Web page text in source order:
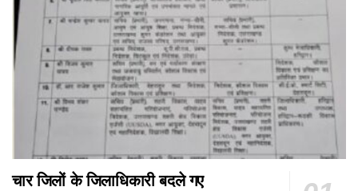
चार जिलों के जिलाधिकारी बदले गए